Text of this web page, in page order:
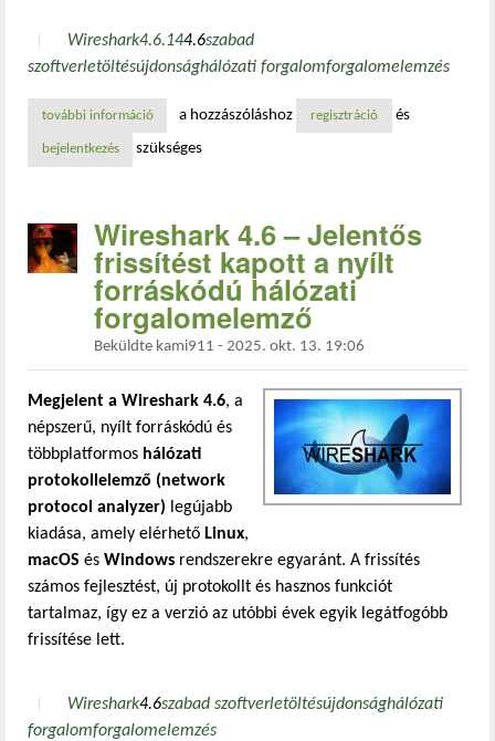
Wireshark4.6.144.6szabad
szoftverletöltésújdonsághálózati forgalomforgalomelemzés
további információletölthető a wireshark 4.6.1 – frissített
a hozzászóláshoz regisztráció és
bejelentkezés szükséges
Wireshark 4.6 – Jelentős
frissítést kapott a nyílt
forráskódú hálózati
forgalomelemző
Beküldte kami911 - 2025. okt. 13. 19:06
Megjelent a Wireshark 4.6, a
népszerű, nyílt forráskódú és
többplatformos hálózati
protokollelemző (network
protocol analyzer) legújabb
kiadása, amely elérhető Linux,
macOS és Windows rendszerekre egyaránt. A frissítés
számos fejlesztést, új protokollt és hasznos funkciót
tartalmaz, így ez a verzió az utóbbi évek egyik legátfogóbb
frissítése lett.
Wireshark4.6szabad szoftverletöltésújdonsághálózati
forgalomforgalomelemzés